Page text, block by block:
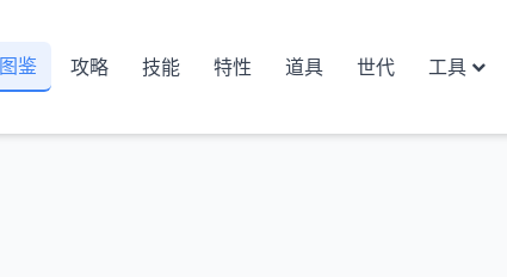
图鉴 攻略 技能 特性 道具 世代 工具